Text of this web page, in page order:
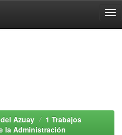
Azuay
1 Trabajos
la Administración